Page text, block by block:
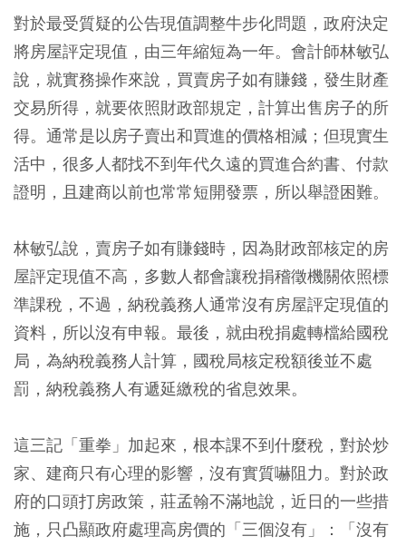
對於最受質疑的公告現值調整牛步化問題，政府決定
將房屋評定現值，由三年縮短為一年。會計師林敏弘
說，就實務操作來說，買賣房子如有賺錢，發生財產
交易所得，就要依照財政部規定，計算出售房子的所
得。通常是以房子賣出和買進的價格相減；但現實生
活中，很多人都找不到年代久遠的買進合約書、付款
證明，且建商以前也常常短開發票，所以舉證困難。
林敏弘說，賣房子如有賺錢時，因為財政部核定的房
屋評定現值不高，多數人都會讓稅捐稽徵機關依照標
準課稅，不過，納稅義務人通常沒有房屋評定現值的
資料，所以沒有申報。最後，就由稅捐處轉檔給國稅
局，為納稅義務人計算，國稅局核定稅額後並不處
罰，納稅義務人有遞延繳稅的省息效果。
這三記「重拳」加起來，根本課不到什麼稅，對於炒
家、建商只有心理的影響，沒有實質嚇阻力。對於政
府的口頭打房政策，莊孟翰不滿地說，近日的一些措
施，只凸顯政府處理高房價的「三個沒有」：「沒有